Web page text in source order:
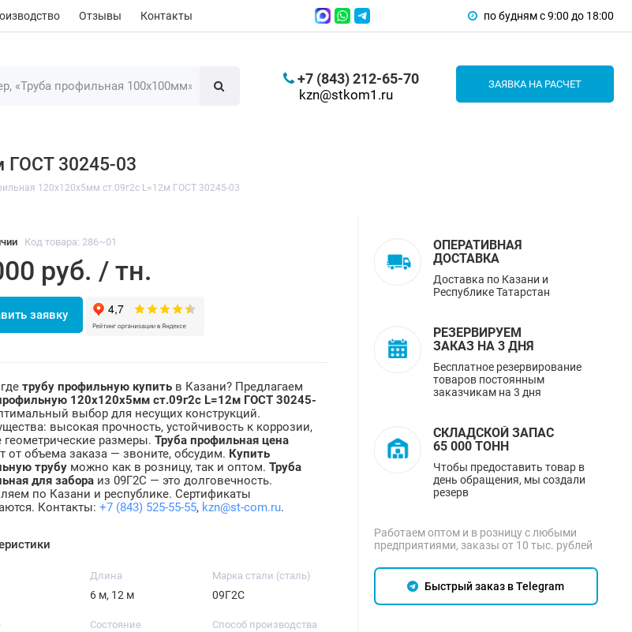
Отзывы Контакты по будням с 9:00 до 18:00
+7 (843) 212-65-70
kzn@stkom1.ru
ЗАЯВКА НА РАСЧЕТ
ГОСТ 30245-03
120х120х5мм ст.09г2с L=12м ГОСТ 30245-03
Код товара: 286~01
руб. / тн.
заявку
трубу профильную купить в Казани? Предлагаем
120х120х5мм ст.09г2с L=12м ГОСТ 30245-
выбор для несущих конструкций.
высокая прочность, устойчивость к коррозии,
геометрические размеры.Труба профильная цена
от объема заказа — звоните, обсудим. Купить
трубу можно как в розницу, так и оптом.Труба
для забора из 09Г2С — это долговечность.
по Казани и республике. Сертификаты
Контакты:+7 (843) 525-55-55, kzn@st-com.ru.
Длина
6 м, 12 м
Марка стали (сталь)
09Г2С
Состояние Способ производства
ОПЕРАТИВНАЯ
ДОСТАВКА
Доставка по Казани и
Республике Татарстан
РЕЗЕРВИРУЕМ
ЗАКАЗ НА 3 ДНЯ
Бесплатное резервирование
товаров постоянным
заказчикам на 3 дня
СКЛАДСКОЙ ЗАПАС
65 000 ТОНН
Чтобы предоставить товар в
день обращения, мы создали
резерв
Работаем оптом и в розницу с любыми
предприятиями, заказы от 10 тыс. рублей
Быстрый заказ в Telegram